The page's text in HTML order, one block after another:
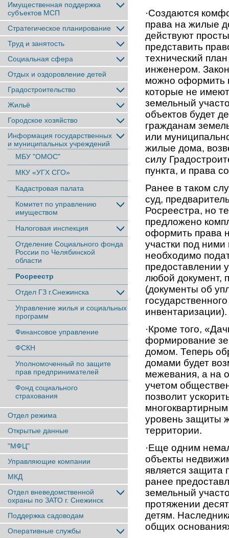
Имущественная поддержка
субъектов МСП
Стратегическое планирование
Труд и занятость
Социальная сфера
Отдых и оздоровление детей
Градостроительство
Жильё
Городское хозяйство
Информация государственных
и муниципальных учреждений
МБУ "ОМОС"
МКУ «УГХ СГО»
Кадастровая палата
Комитет по управлению
имуществом
Налоговая инспекция
Отделение Социального фонда
России по Челябинской
области
Росреестр
Отдел ГЗ г.Снежинска
Управление жилья и социальных
программ
Финансовое управление
ФСКН
Уполномоченный по защите
прав предпринимателей
Фонд социального
страхования
Отдел режима
Открытые данные
"МФЦ"
Управляющие компании
МКД
Отдел вневедомственной
охраны по ЗАТО г. Снежинск
Поддержка садоводам
Оперативные службы
·Создаются
права на жилые
действуют
представить
технический
инженером.
можно оформить
которые не
земельный
объектов будет
гражданам
или
жилые дома,
силу
пункта, и права
Ранее в таком
суд,
Росреестра, но
предложено
оформить права
участки под
необходимо
предоставлении
любой документ,
(документы об
инвентаризации).
·Кроме того,
формирование
домом. Теперь
домами будет
межевания, а на
учетом
позволит
уровень защиты
территории.
·Еще одним
объекты
является защита
ранее
земельный
протяжении
детям.
общих